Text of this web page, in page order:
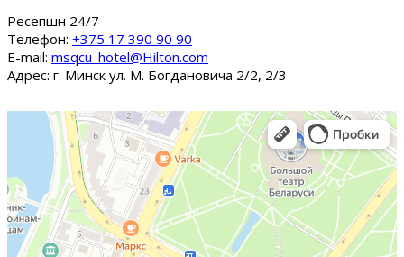
Ресепшн 24/7
Tелефон: +375 17 390 90 90
E-mail: msqcu_hotel@Hilton.com
Адрес: г. Минск ул. М. Богдановича 2/2, 2/3